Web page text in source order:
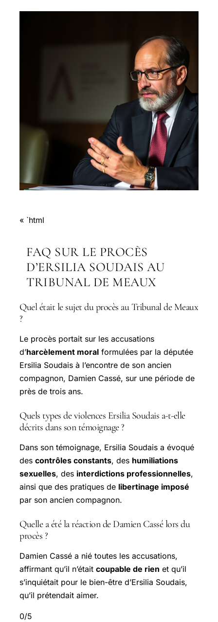
« `html
FAQ SUR LE PROCÈS
D’ERSILIA SOUDAIS AU
TRIBUNAL DE MEAUX
Quel était le sujet du procès au Tribunal de Meaux
?
Le procès portait sur les accusations
d’harcèlement moral formulées par la députée
Ersilia Soudais à l’encontre de son ancien
compagnon, Damien Cassé, sur une période de
près de trois ans.
Quels types de violences Ersilia Soudais a-t-elle
décrits dans son témoignage ?
Dans son témoignage, Ersilia Soudais a évoqué
des contrôles constants, des humiliations
sexuelles, des interdictions professionnelles,
ainsi que des pratiques de libertinage imposé
par son ancien compagnon.
Quelle a été la réaction de Damien Cassé lors du
procès ?
Damien Cassé a nié toutes les accusations,
affirmant qu’il n’était coupable de rien et qu’il
s’inquiétait pour le bien-être d’Ersilia Soudais,
qu’il prétendait aimer.
0/5